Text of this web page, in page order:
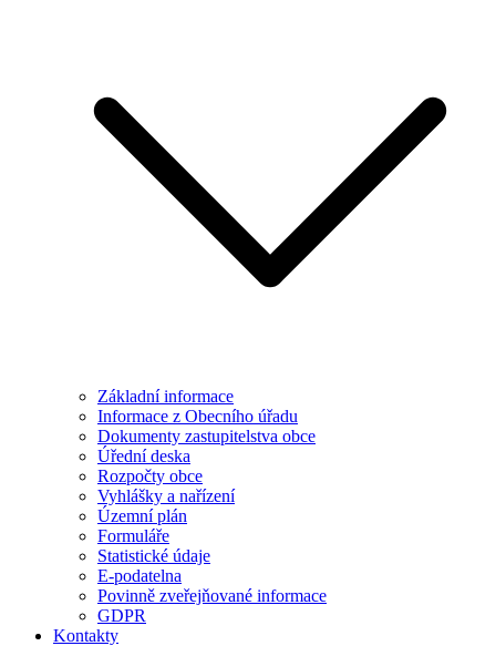
Základní informace
Informace z Obecního úřadu
Dokumenty zastupitelstva obce
Úřední deska
Rozpočty obce
Vyhlášky a nařízení
Územní plán
Formuláře
Statistické údaje
E-podatelna
Povinně zveřejňované informace
GDPR
Kontakty